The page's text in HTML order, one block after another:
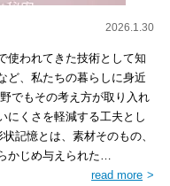
2026.1.30
使われてきた技術として知
ど、私たちの暮らしに身近
でもその考え方が取り入れ
にくさを軽減する工夫とし
記憶とは、素材そのもの、
かじめ与えられた…
read more